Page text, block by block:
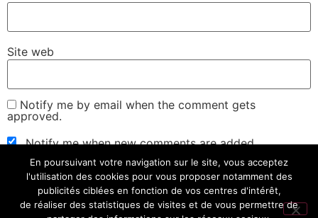
Site web
Notify me by email when the comment gets
approved.
Notify me when new comments are added.
En poursuivant votre navigation sur le site, vous acceptez
l'utilisation des cookies pour vous proposer notamment des
publicités ciblées en fonction de vos centres d'intérêt,
de réaliser des statistiques de visites et de vous permettre de